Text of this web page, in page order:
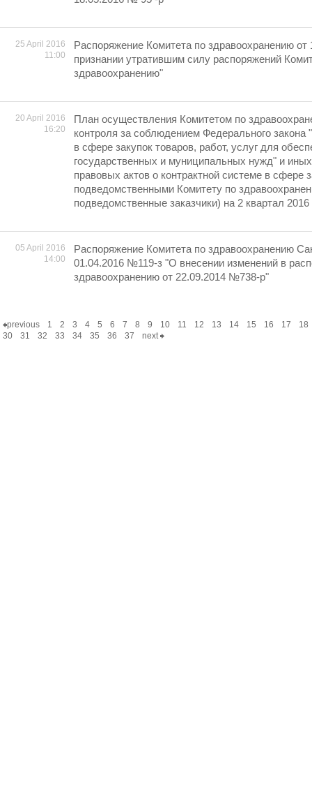
25 April 2016
11:00
Распоряжение Комитета по здравоохранению
признании утратившим силу распоряжений
здравоохранению"
20 April 2016
16:20
План осуществления Комитетом по
контроля за соблюдением Федерального закона
в сфере закупок товаров, работ, услуг для
государственных и муниципальных нужд" и
правовых актов о контрактной системе в сфере
подведомственными Комитету по
подведомственные заказчики) на 2 квартал 2016
05 April 2016
14:00
Распоряжение Комитета по здравоохранению
01.04.2016 №119-з "О внесении изменений в
здравоохранению от 22.09.2014 №738-р"
previous 1 2 3 4 5 6 7 8 9 10 11 12 13 14 15 16 17
18
30
31 32 33 34 35 36 37 next